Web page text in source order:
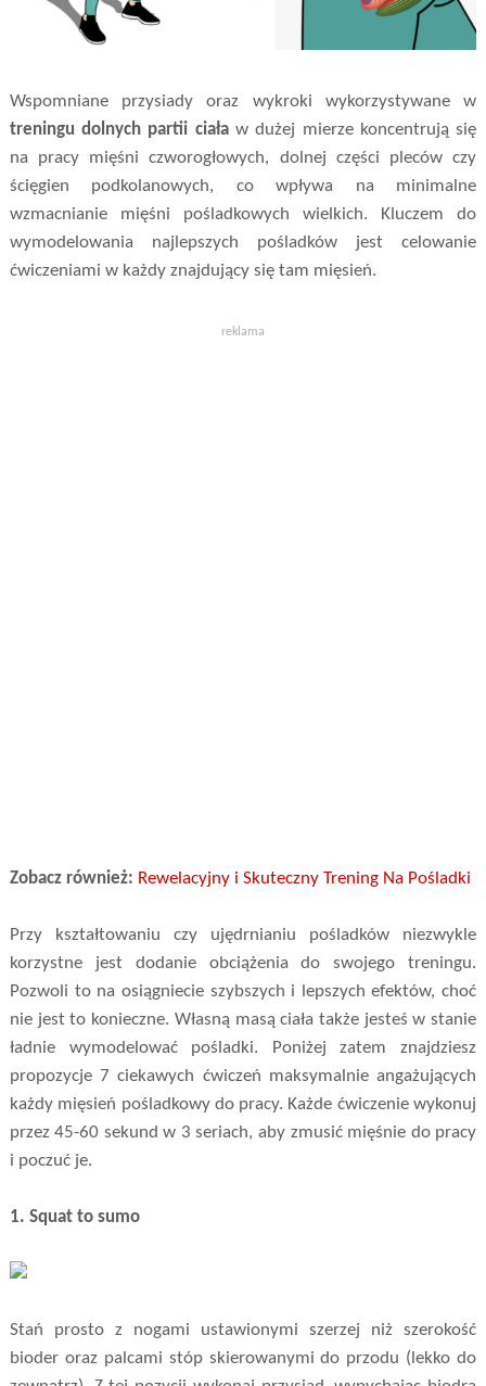
Wspomniane przysiady oraz wykroki wykorzystywane w
treningu dolnych partii ciaław dużej mierze koncentrują się
na pracy mięśni czworogłowych, dolnej części pleców czy
ścięgien podkolanowych, co wpływa na minimalne
wzmacnianie mięśni pośladkowych wielkich. Kluczem do
wymodelowania najlepszych pośladków jest celowanie
ćwiczeniami w każdy znajdujący się tam mięsień.
reklama
Zobacz również: Rewelacyjny i Skuteczny Trening Na Pośladki
Przy kształtowaniu czy ujędrnianiu pośladków niezwykle
korzystne jest dodanie obciążenia do swojego treningu.
Pozwoli to na osiągniecie szybszych i lepszych efektów, choć
nie jest to konieczne. Własną masą ciała także jesteś w stanie
ładnie wymodelować pośladki. Poniżej zatem znajdziesz
propozycje 7 ciekawych ćwiczeń maksymalnie angażujących
każdy mięsień pośladkowy do pracy. Każde ćwiczenie wykonuj
przez 45-60 sekund w 3 seriach, aby zmusić mięśnie do pracy
i poczuć je.
1. Squat to sumo
Stań prosto z nogami ustawionymi szerzej niż szerokość
bioder oraz palcami stóp skierowanymi do przodu (lekko do